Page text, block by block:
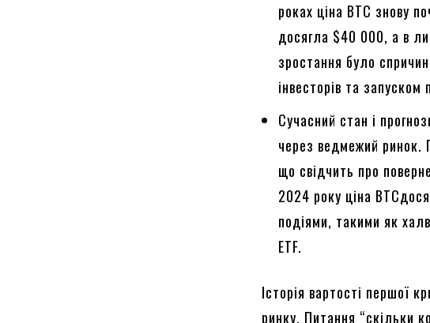
роках ціна BTC знову
досягла $40 000, а в
зростання було
інвесторів та
Сучасний стан і
через ведмежий ринок.
що свідчить про
2024 року ціна
подіями, такими як
ETF.
Історія вартості першої
ринку. Питання “скільки